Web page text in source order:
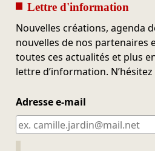
Lettre d'information
Nouvelles créations, agenda
nouvelles de nos partenaires
toutes ces actualités et plus
lettre d’information.
Adresse e-mail